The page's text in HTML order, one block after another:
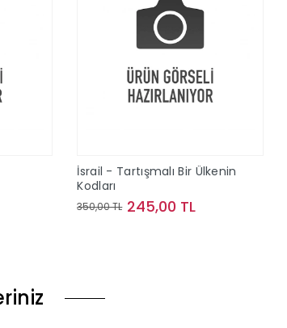
İsrail - Tartışmalı Bir Ülkenin
Kodları
350,00 TL 245,00 TL